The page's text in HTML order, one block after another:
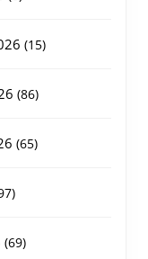
1515
8686
6565
97
6969